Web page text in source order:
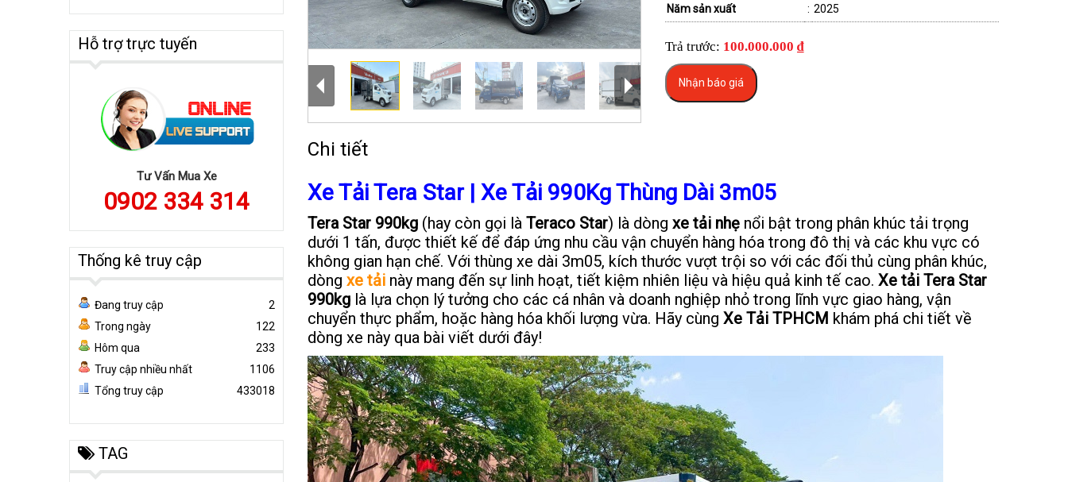
Năm sản xuất : 2025
Trả trước: 100.000.000 ₫
Nhận báo giá
Chi tiết
Xe Tải Tera Star | Xe Tải 990Kg Thùng Dài 3m05
Tera Star 990kg (hay còn gọi là Teraco Star) là dòng xe tải nhẹ nổi bật trong phân khúc tải trọng
dưới 1 tấn, được thiết kế để đáp ứng nhu cầu vận chuyển hàng hóa trong đô thị và các khu vực có
không gian hạn chế. Với thùng xe dài 3m05, kích thước vượt trội so với các đối thủ cùng phân khúc,
dòng xe tải này mang đến sự linh hoạt, tiết kiệm nhiên liệu và hiệu quả kinh tế cao. Xe tải Tera Star
990kg là lựa chọn lý tưởng cho các cá nhân và doanh nghiệp nhỏ trong lĩnh vực giao hàng, vận
chuyển thực phẩm, hoặc hàng hóa khối lượng vừa. Hãy cùng Xe Tải TPHCM khám phá chi tiết về
dòng xe này qua bài viết dưới đây!
Hỗ trợ trực tuyến
Tư Vấn Mua Xe
0902 334 314
Thống kê truy cập
Đang truy cập
2
Trong ngày
122
Hôm qua
233
Truy cập nhiều nhất
1106
Tổng truy cập
433018
TAG